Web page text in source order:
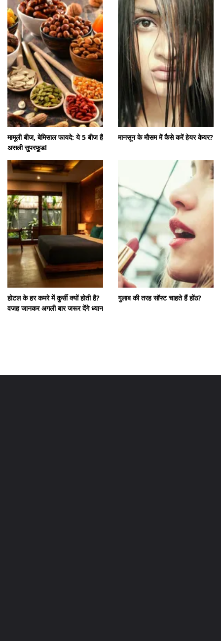
मामूली बीज, बेमिसाल फायदे: ये 5 बीज हैं
असली सुपरफूड!
मानसून के मौसम में कैसे करें हेयर केयर?
होटल के हर कमरे में कुर्सी क्यों होती है?
वजह जानकर अगली बार जरूर देंगे ध्यान
गुलाब की तरह सॉफ्ट चाहते हैं होंठ?